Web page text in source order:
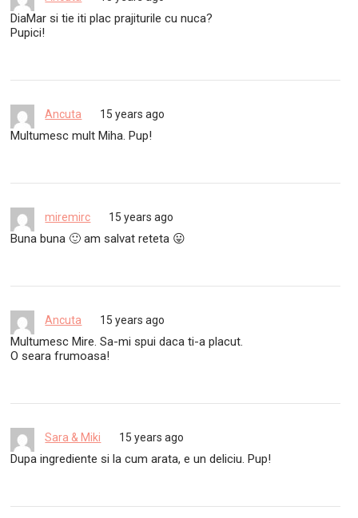
DiaMar si tie iti plac prajiturile cu nuca?
Pupici!
Ancuta 15 years ago
Multumesc mult Miha. Pup!
miremirc 15 years ago
Buna buna 🙂 am salvat reteta 😛
Ancuta 15 years ago
Multumesc Mire. Sa-mi spui daca ti-a placut.
O seara frumoasa!
Sara & Miki 15 years ago
Dupa ingrediente si la cum arata, e un deliciu. Pup!